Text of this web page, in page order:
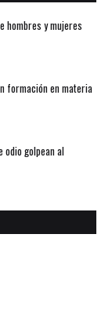
hombres y mujeres
formación en materia
odio golpean al